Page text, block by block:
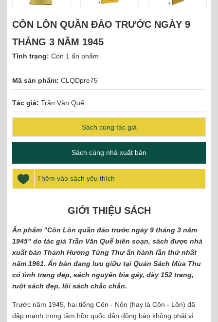
CÔN LÔN QUẦN ĐẢO TRƯỚC NGÀY 9
THÁNG 3 NĂM 1945
Tình trạng: Còn 1 ấn phẩm
Mã sản phẩm: CLQDpre75
Tác giả: Trần Văn Quế
Sách cùng tác giả
Sách cùng nhà xuất bản
Thêm vào sách yêu thích
GIỚI THIỆU SÁCH
Ấn phẩm "Côn Lôn quần đảo trước ngày 9 tháng 3 năm
1945" do tác giả Trần Văn Quế biên soạn, sách được nhà
xuất bản Thanh Hương Tùng Thư ấn hành lần thứ nhất
năm 1961. Ấn bản đang lưu giữu tại Quán Sách Mùa Thu
có tình trạng đẹp, sách nguyên bìa gáy, dày 152 trang,
ruột sách đẹp, lõi sách chắc chắn.
Trước năm 1945, hai tiếng Côn - Nôn (hay là Côn - Lôn) đã
đập mạnh trong tâm hồn quốc dân đồng bào không phải vì